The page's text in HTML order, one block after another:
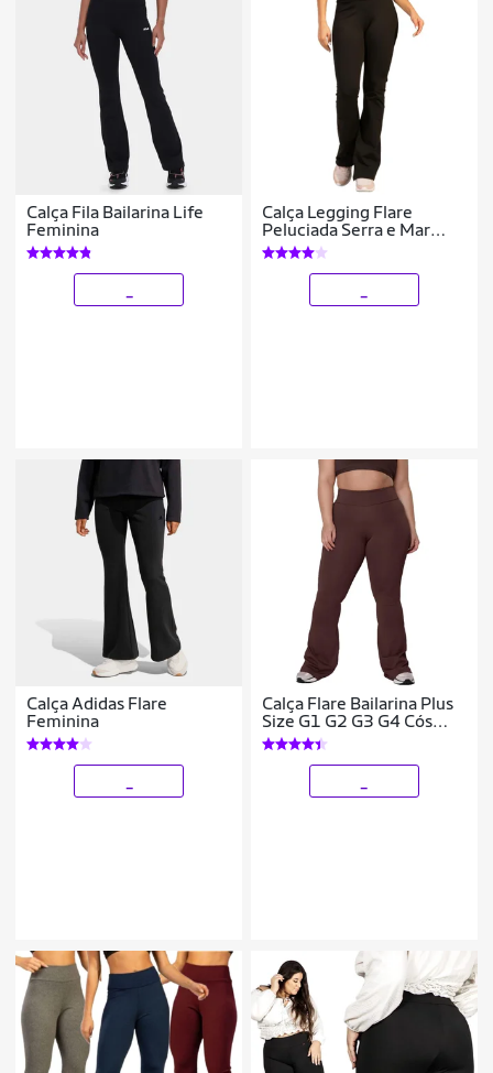
Calça Fila Bailarina Life
Feminina
Calça Legging Flare
Peluciada Serra e Mar
Boca de Sino Bailarina
Cintura Cós Alto Moda
Fitness
Calça Adidas Flare
Feminina
Calça Flare Bailarina Plus
Size G1 G2 G3 G4 Cós
Alta Em Suplex WOLFOX